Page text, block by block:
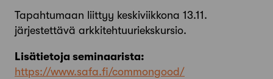
Tapahtumaan liittyy keskiviikkona 13.11.
järjestettävä arkkitehtuuriekskursio.
Lisätietoja seminaarista:
https://www.safa.fi/commongood/